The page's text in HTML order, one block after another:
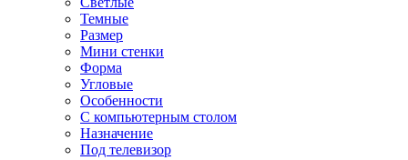
Темные
Размер
Мини стенки
Форма
Угловые
Особенности
С компьютерным столом
Назначение
Под телевизор